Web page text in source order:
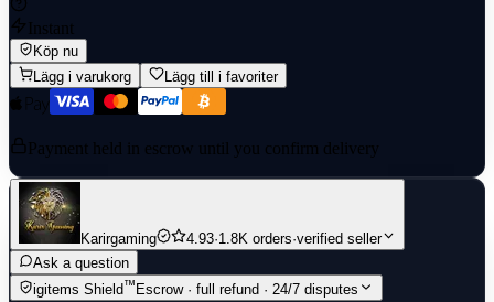
Instant
Köp nu
Lägg i varukorg
Lägg till i favoriter
Payment held in escrow until you confirm delivery
Karirgaming 4.93·1.8K orders·verified seller
Ask a question
igitems Shield™ Escrow · full refund · 24/7 disputes